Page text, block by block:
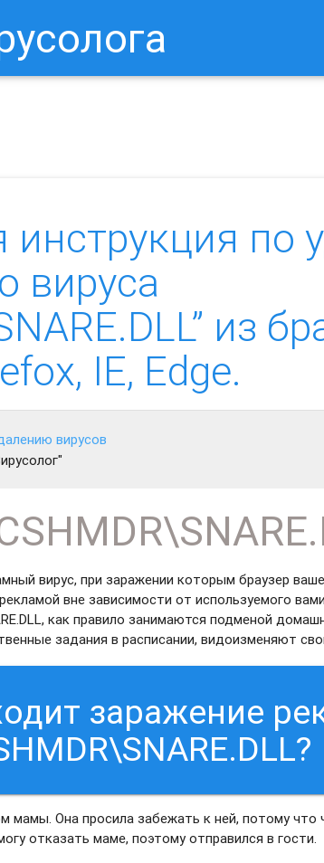
инструкция по
вируса
из
IE, Edge.
вирусов
вирус, при заражении которым браузер
вне зависимости от используемого
как правило занимаются подменой
задания в расписании, видоизменяют
заражение
мамы. Она просила забежать к ней, потому что
отказать маме, поэтому отправился в гости.